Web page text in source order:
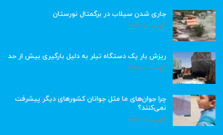
جاری شدن سیلاب در برگمتال نورستان
آگوست 6, 2026
ریزش بار یک دستگاه تیلر به دلیل بارگیری بیش از حد
آگوست 6, 2026
چرا جوان‌های ما مثل جوانان کشورهای دیگر پیشرفت
نمی‌کنند؟
آگوست 6, 2026